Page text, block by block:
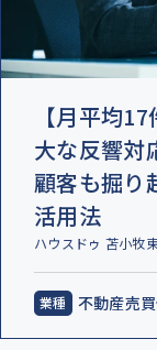
【月平均
大な反響対
顧客も掘り
活用法
ハウスドゥ 苫小牧
不動産売